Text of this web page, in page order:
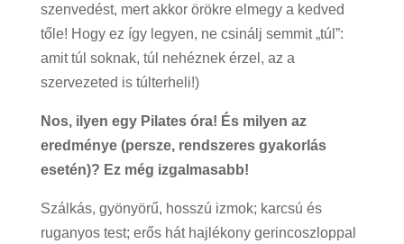
szenvedést, mert akkor örökre elmegy a kedved
tőle! Hogy ez így legyen, ne csinálj semmit „túl”:
amit túl soknak, túl nehéznek érzel, az a
szervezeted is túlterheli!)
Nos, ilyen egy Pilates óra! És milyen az
eredménye (persze, rendszeres gyakorlás
esetén)? Ez még izgalmasabb!
Szálkás, gyönyörű, hosszú izmok; karcsú és
ruganyos test; erős hát hajlékony gerincoszloppal